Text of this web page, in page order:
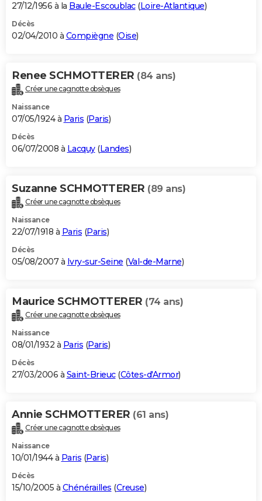
27/12/1956 à la Baule-Escoublac(Loire-Atlantique)
Décès
02/04/2010 à Compiègne (Oise)
Renee SCHMOTTERER (84 ans)
Créer une cagnotte obsèques
Naissance
07/05/1924 à Paris (Paris)
Décès
06/07/2008 à Lacquy(Landes)
Suzanne SCHMOTTERER (89 ans)
Créer une cagnotte obsèques
Naissance
22/07/1918 à Paris (Paris)
Décès
05/08/2007 à Ivry-sur-Seine (Val-de-Marne)
Maurice SCHMOTTERER (74 ans)
Créer une cagnotte obsèques
Naissance
08/01/1932 à Paris (Paris)
Décès
27/03/2006 à Saint-Brieuc(Côtes-d'Armor)
Annie SCHMOTTERER (61 ans)
Créer une cagnotte obsèques
Naissance
10/01/1944 à Paris (Paris)
Décès
15/10/2005 à Chénérailles (Creuse)